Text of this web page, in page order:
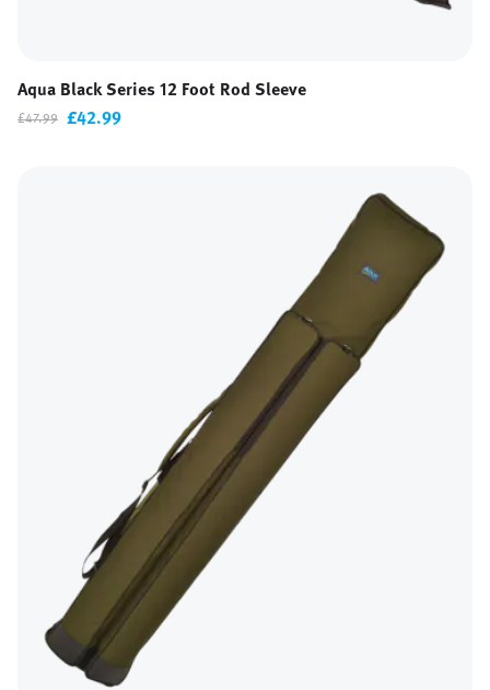
Aqua Black Series 12 Foot Rod Sleeve
£47.99 £42.99